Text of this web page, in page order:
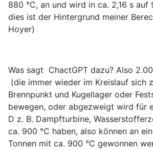
880 °C, an und wird in ca. 2,16 s auf
dies ist der Hintergrund meiner
Hoyer)
Was sagt ChactGPT dazu? Also
(die immer wieder im Kreislauf sich
Brennpunkt und Kugellager oder
bewegen, oder abgezweigt wird für
D z. B. Dampfturbine,
ca. 900 °C haben, also können an
Tonnen mit ca. 900 °C gewonnen